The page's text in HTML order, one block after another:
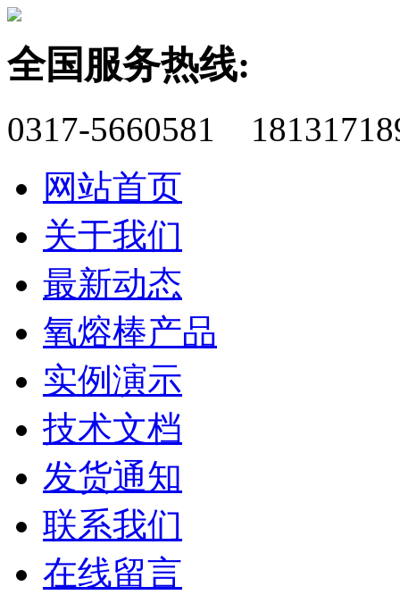
全国服务热线:
0317-5660581
网站首页
关于我们
最新动态
氧熔棒产品
实例演示
技术文档
发货通知
联系我们
在线留言